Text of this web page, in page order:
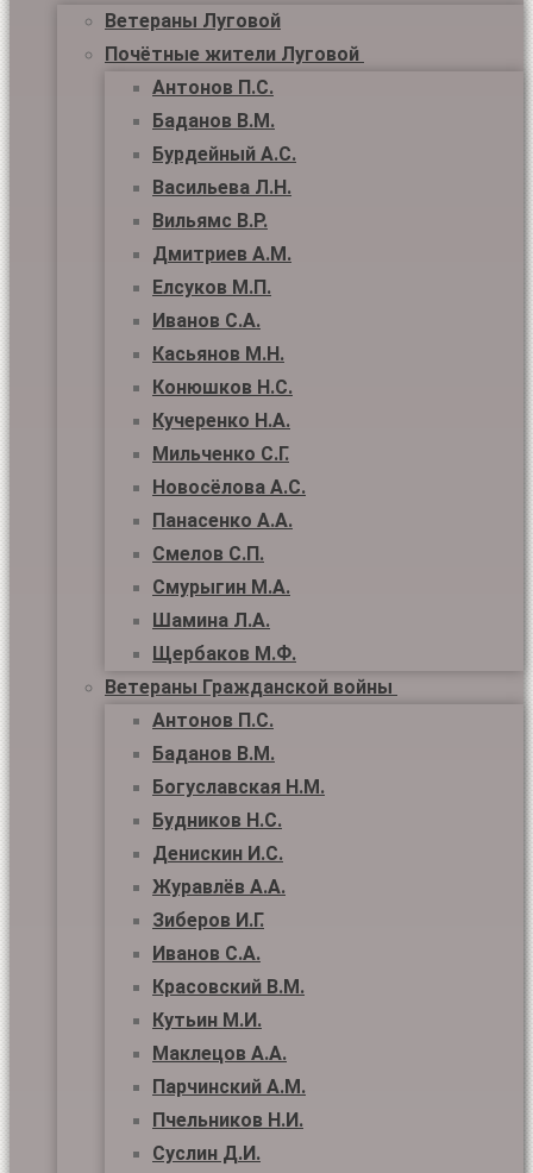
Ветераны Луговой
Почётные жители Луговой
Антонов П.С.
Баданов В.М.
Бурдейный А.С.
Васильева Л.Н.
Вильямс В.Р.
Дмитриев А.М.
Елсуков М.П.
Иванов С.А.
Касьянов М.Н.
Конюшков Н.С.
Кучеренко Н.А.
Мильченко С.Г.
Новосёлова А.С.
Панасенко А.А.
Смелов С.П.
Смурыгин М.А.
Шамина Л.А.
Щербаков М.Ф.
Ветераны Гражданской войны
Антонов П.С.
Баданов В.М.
Богуславская Н.М.
Будников Н.С.
Денискин И.С.
Журавлёв А.А.
Зиберов И.Г.
Иванов С.А.
Красовский В.М.
Кутьин М.И.
Маклецов А.А.
Парчинский А.М.
Пчельников Н.И.
Суслин Д.И.